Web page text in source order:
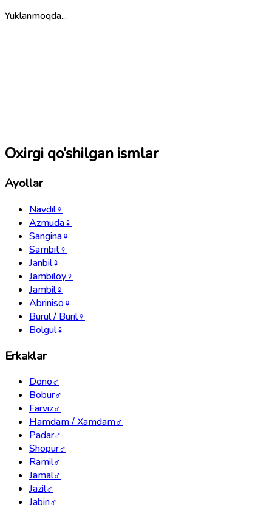
Yuklanmoqda...
Oxirgi qo‘shilgan ismlar
Ayollar
Navdil♀
Azmuda♀
Sangina♀
Sambit♀
Janbil♀
Jambiloy♀
Jambil♀
Abriniso♀
Burul / Buril♀
Bolgul♀
Erkaklar
Dono♂
Bobur♂
Farviz♂
Hamdam / Xamdam♂
Padar♂
Shopur♂
Ramil♂
Jamal♂
Jazil♂
Jabin♂